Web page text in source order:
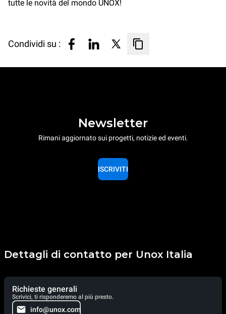
tutte le novità del mondo UNOX!
Condividi su :
Newsletter
Rimani aggiornato sui progetti, notizie ed eventi.
ISCRIVITI
Dettagli di contatto per Unox Italia
Richieste generali
Scrivici, ti risponderemo al più presto.
info@unox.com